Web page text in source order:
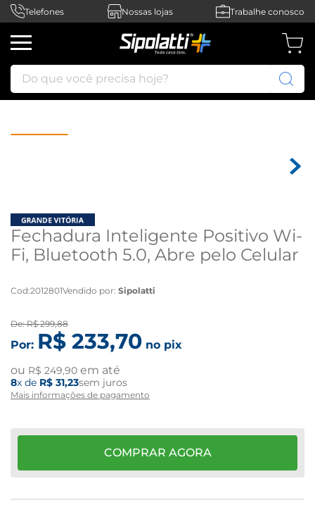
Telefones Nossas lojas Trabalhe conosco
Do que você precisa hoje?
Fechadura Inteligente Positivo Wi-
Fi, Bluetooth 5.0, Abre pelo Celular
Cod:2012801Vendido por: Sipolatti
De:R$ 299,88
Por: R$ 233,70 no pix
ou R$ 249,90 em até
8x de R$ 31,23sem juros
Mais informações de pagamento
COMPRAR AGORA